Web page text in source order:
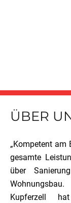
ÜBER
„Kompetent am
gesamte
über
Kupferzell